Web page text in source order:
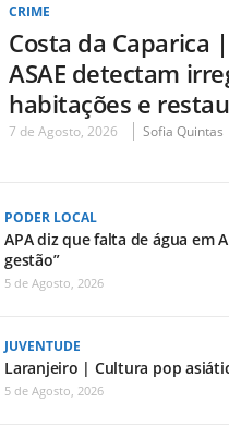
CRIME
Costa da Caparica
ASAE detectam
habitações e
7 de Agosto, 2026 Sofia Quintas
PODER LOCAL
APA diz que falta de água em
gestão”
5 de Agosto, 2026
JUVENTUDE
Laranjeiro | Cultura pop
5 de Agosto, 2026